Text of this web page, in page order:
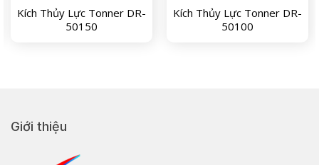
Kích Thủy Lực Tonner DR-
50150
Kích Thủy Lực Tonner DR-
50100
Giới thiệu